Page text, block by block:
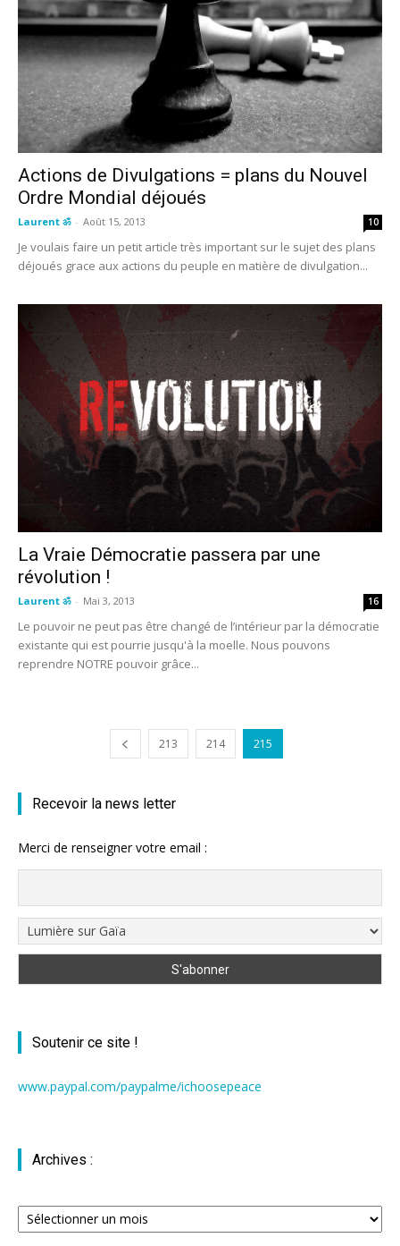
Actions de Divulgations = plans du Nouvel
Ordre Mondial déjoués
Laurent ॐ - Août 15, 2013 10
Je voulais faire un petit article très important sur le sujet des plans
déjoués grace aux actions du peuple en matière de divulgation...
La Vraie Démocratie passera par une
révolution !
Laurent ॐ - Mai 3, 2013 16
Le pouvoir ne peut pas être changé de l’intérieur par la démocratie
existante qui est pourrie jusqu'à la moelle. Nous pouvons
reprendre NOTRE pouvoir grâce...
213 214 215
Recevoir la news letter
Merci de renseigner votre email :
Soutenir ce site !
www.paypal.com/paypalme/ichoosepeace
Archives :
Archives